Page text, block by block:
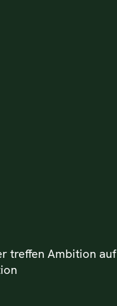
treffen Ambition auf